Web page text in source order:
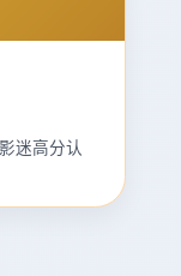
迷高分认